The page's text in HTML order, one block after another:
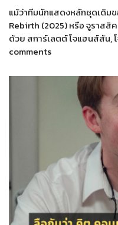
แม้ว่าทีมนักแสดงหลักชุดเดิม
Rebirth (2025) หรือ จูราสสิ
ด้วย สการ์เลตต์ โจแฮนส์สัน,
comments